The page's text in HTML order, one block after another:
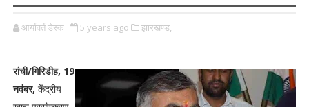
आर्यावर्त डेस्क 5 years ago झारखण्ड,
रांची/गिरिडीह, 19
नवंबर, केंद्रीय